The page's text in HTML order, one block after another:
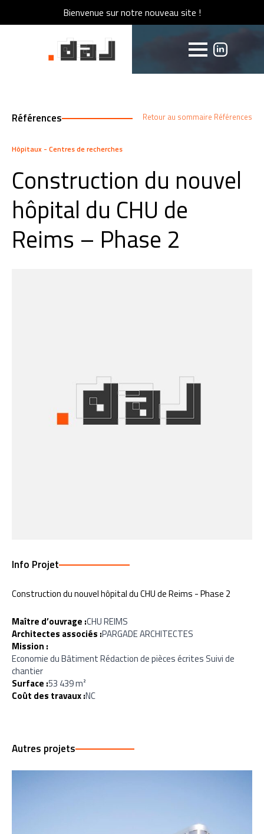
Bienvenue sur notre nouveau site !
Bienvenue sur notre nouveau site !
Références Retour au sommaire Références
Hôpitaux - Centres de recherches
Construction du nouvel
hôpital du CHU de
Reims – Phase 2
Info Projet
Construction du nouvel hôpital du CHU de Reims - Phase 2
Maître d’ouvrage :CHU REIMS
Architectes associés :PARGADE ARCHITECTES
Mission :
Economie du Bâtiment Rédaction de pièces écrites Suivi de
chantier
Surface :53 439 m²
Coût des travaux :NC
Autres projets